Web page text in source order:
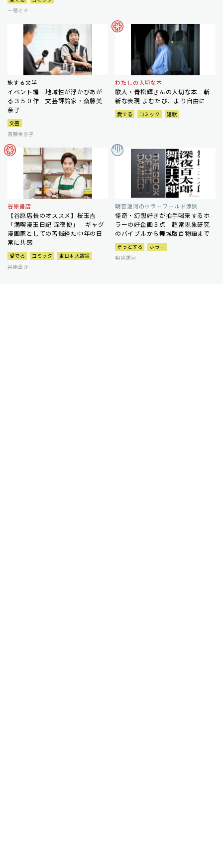
一穂ミチ
旅する文学
イベント編 地域性が浮かびあが
る３５０作 文芸評論家・斎藤美
奈子
文芸
斎藤美奈子
わたしの大切な本
歌人・青松輝さんの大切な本 斬
新な表現 よむたび、より自由に
愛でる コミック 短歌
谷原書店
【谷原店長のオススメ】桜玉吉
「満喫漫玉日記 深夜便」 ギャグ
漫画家としての苦悩経た中年の日
常に共感
愛でる コミック
東日本大震災
谷原章介
朝宮運河のホラーワールド渉猟
怪奇・幻想好きが拍手喝采するホ
ラーの好企画３点 超常現象研究
のバイブルから舞城版百物語まで
ぞっとする
ホラー
朝宮運河